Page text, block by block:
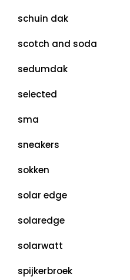
schuin dak
scotch and soda
sedumdak
selected
sma
sneakers
sokken
solar edge
solaredge
solarwatt
spijkerbroek